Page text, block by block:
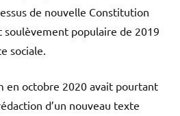
de nouvelle Constitution
populaire de 2019
sociale.
en octobre 2020 avait pourtant
d’un nouveau texte